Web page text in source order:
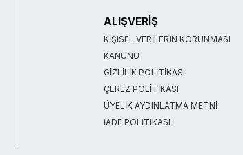
ALIŞVERİŞ
KIŞISEL VERILERIN KORUNMASI
KANUNU
GIZLILIK POLITIKASI
ÇEREZ POLITIKASI
ÜYELIK AYDINLATMA METNI
İADE POLITIKASI